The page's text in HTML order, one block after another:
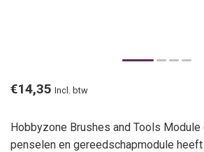
€14,35 Incl. btw
Hobbyzone Brushes and Tools Module
penselen en gereedschapmodule